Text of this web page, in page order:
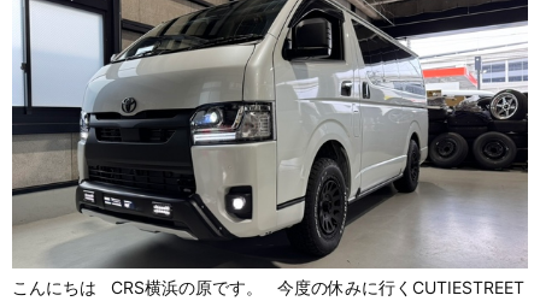
こんにちは CRS横浜の原です。 今度の休みに行くCUTIESTREET